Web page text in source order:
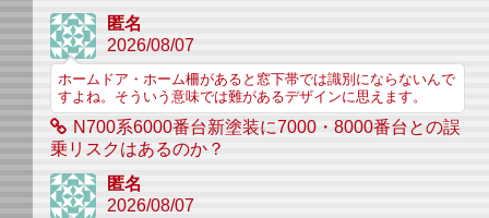
匿名
2026/08/07
ホームドア・ホーム柵があると窓下帯では識別にならないんで
すよね。そういう意味では難があるデザインに思えます。
N700系6000番台新塗装に7000・8000番台との誤
乗リスクはあるのか？
匿名
2026/08/07